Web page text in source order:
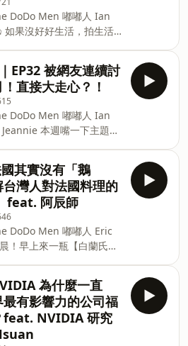
！ ⛺ 15:15「交
，我只想拉高自己價
折$350呦 👉折扣
（限2026/7/26前使
的實戰紫微
活在更好的未來 #風險控
： ⛺ 看嘟
看夫妻命盤？分開拍片有
？ ⛺ 買東西前算
最多人算命問
帶「逢凶化
跳脫
DoDo Men 嘟嘟人 Ian
是？
去熱情的人什麼建議？
畫！？志祺會推薦什麼 ？
人 YouTube｜
@TheDoDoMen
thedodomen
TheDoDoMen
EP32 被網友連續討
直接大走心？！
DoDo Men 嘟嘟人 Ian
嘴一下主題：
Ian 作為老闆的
嘟人
@TheDoDoMen
thedodomen
TheDoDoMen
其境】團隊製作播出 📩
｜
－－－－
其實沒有「鵝
灣人對法國料理的
feat. 阿辰師
DoDo Men 嘟嘟人 Eric
！早上來一瓶【白蘭氏鷄
現理想生活 小小一瓶
優質好吸收蛋白質！ 獨
Proplus+，臨床實證，飲
，提升專注反應力 還擁
標章 📌現在購買白
為什麼一直
有影響力的公司福
feat. NVIDIA 研究